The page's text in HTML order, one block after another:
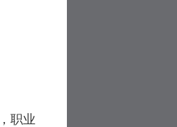
职业